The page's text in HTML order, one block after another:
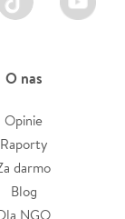
O nas
Opinie
Raporty
darmo
Blog
NGO